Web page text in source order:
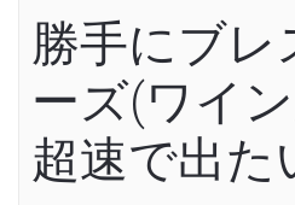
勝手にブレ
ーズ(ワイ
超速で出た